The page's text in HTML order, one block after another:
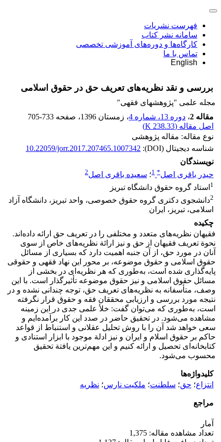
فهرست نشریات
سامانه نشر کتاب
کارگاه‌ها و دوره‌های آموزشی تخصصی
تماس با ما
English
بررسی و نقد نظریه‌های تعریف حق در حقوق اسلامی
مجله علمی "پژوهشهای فقهی"
مقاله 2
، دوره 13، شماره 4 ، زمستان 1396 ، صفحه 705-733
اصل مقاله (238.33 K
)
نوع مقاله: مقاله پژوهشی
شناسه دیجیتال (DOI):
10.22059/jorr.2017.207465.1007342
نویسندگان
حیدر باقری اصل*
1؛ سعیده باقری اصل2
1 استاد گروه حقوق دانشگاه تبریز
2دانشجوی دکتری گروه حقوق خصوصی، واحد تبریز، دانشگاه آزاد
اسلامی، تبریز، ایران
چکیده
فقیهان نظریه‌های متعدد و مختلفی را در تعریف حق ارائه داده‌اند.
نحوة تعریف فقیهان از حق و نیز ارائة نظریه‌های خاص از سوی
آنان در مورد حق، از آن جنبه اهمیت دارد که بسیاری از مسائل
حقوق اسلامی و حقوق موضوعه، بر محور این نهاد فقهی و حقوقی
پایه‌گذاری شده است، به‌طوری‌ که هر نظریه‌ای در بخشی از
مسائل حقوق اسلامی و نیز حقوق موضوعه تأثیرگذار است. با این
وصف، متأسفانه به نظریه‌های تعریف حق، توجه چندانی نشده و در
نتیجه مورد بررسی و ارزیابی محققان فقه و حقوق قرار نگرفته
است، به‌طوری‌ که می‌توان گفت: خلأ علمی جدی در این زمینه
مشاهده می‌شود. در تحقیق حاضر در صدد این کار برآمده‌ایم و
سعی خواهد شد آن را با روش تحلیل عقلانی و استنباط از قواعد
حاکم بر حقوق اسلام و ایران و نیز ادلة موجود با ابزار استنادی و
کتابخانه‌ای تحصیل و ارائه کنیم و این مهم‌ترین یافتة تحقیق
محسوب می‌شود.
کلیدواژه‌ها
انتزاع؛ حق؛ سلطنت؛ ملکیت نارس؛ نظریه
مراجع
آمار
تعداد مشاهده مقاله: 1,375